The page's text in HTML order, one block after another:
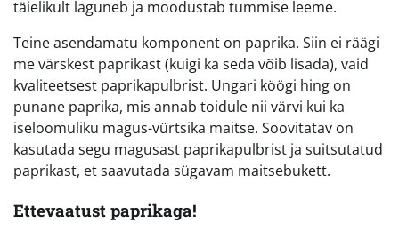
täielikult laguneb ja moodustab tummise leeme.
Teine asendamatu komponent on paprika. Siin ei räägi
me värskest paprikast (kuigi ka seda võib lisada), vaid
kvaliteetsest paprikapulbrist. Ungari köögi hing on
punane paprika, mis annab toidule nii värvi kui ka
iseloomuliku magus-vürtsika maitse. Soovitatav on
kasutada segu magusast paprikapulbrist ja suitsutatud
paprikast, et saavutada sügavam maitsebukett.
Ettevaatust paprikaga!